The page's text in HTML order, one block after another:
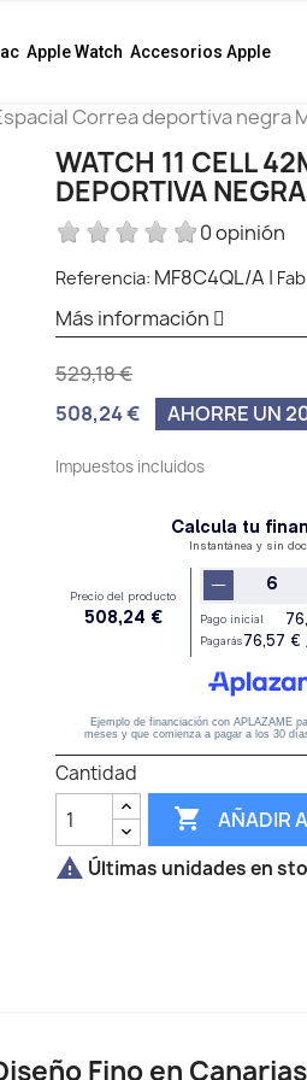
Apple Watch Accesorios Apple
Correa deportiva negra
WATCH 11 CELL
DEPORTIVA
0 opinión
Referencia: MF8C4QL/A |
Más información
529,18 €
508,24 €
AHORRE UN
Impuestos incluidos
Cantidad
 AÑADIR
 Últimas unidades en
Fino en Canarias